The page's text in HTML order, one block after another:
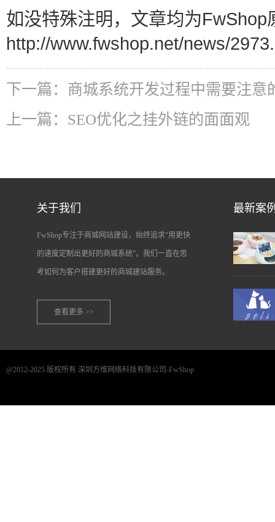
如没特殊注明，文章均为FwShop
http://www.fwshop.net/news/
下一篇： 商城系统开发过程中需要注意
上一篇： SEO优化之挂外链的面面观
关于我们
FwShop专注于商城网站建设，始终追求“用更快
的速度定制出更好的商城系统”。我们一直在思
考如何为客户搭建更好的商城建站服务。
查看更多 >>
最新案
@2012-2025 版权所有 深圳方维网络科技有限公司-FwShop